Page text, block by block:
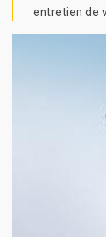
entretien de